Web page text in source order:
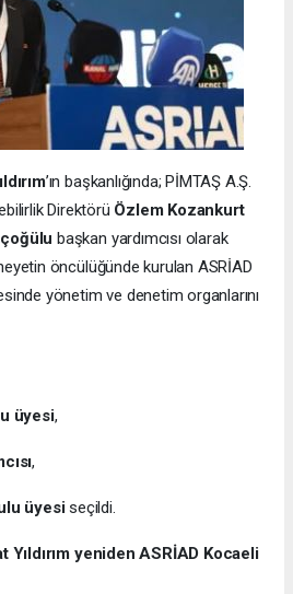
’ın başkanlığında; PİMTAŞ A.Ş.
Direktörü Özlem Kozankurt
başkan yardımcısı olarak
öncülüğünde kurulan ASRİAD
yönetim ve denetim organlarını
üyesi,
,
üyesiseçildi.
Yıldırım yeniden ASRİAD Kocaeli